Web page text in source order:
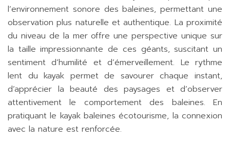
l’environnement sonore des baleines, permettant une
observation plus naturelle et authentique. La proximité
du niveau de la mer offre une perspective unique sur
la taille impressionnante de ces géants, suscitant un
sentiment d’humilité et d’émerveillement. Le rythme
lent du kayak permet de savourer chaque instant,
d’apprécier la beauté des paysages et d’observer
attentivement le comportement des baleines. En
pratiquant le kayak baleines écotourisme, la connexion
avec la nature est renforcée.